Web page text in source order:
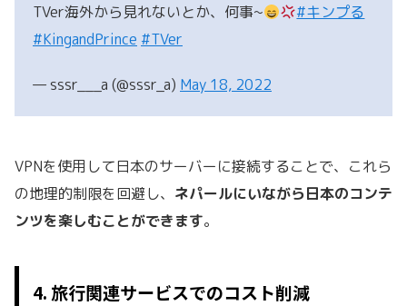
TVer海外から見れないとか、何事~
#キンプる
#KingandPrince #TVer
— sssr___a (@sssr_a) May 18, 2022
VPNを使用して日本のサーバーに接続することで、これら
の地理的制限を回避し、 ネパールにいながら日本のコンテ
ンツを楽しむことができます。
4. 旅行関連サービスでのコスト削減